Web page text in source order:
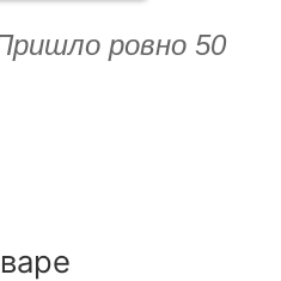
ровно 50